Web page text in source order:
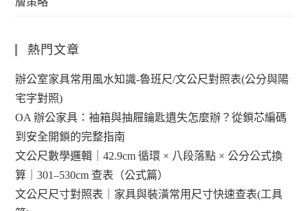
熱門文章
辦公室家具常用風水知識-魯班尺/文公尺對照表(公分與陽
宅字對照)
OA 辦公家具：袖箱與抽屜鑰匙遺失怎麼辦？從鎖芯編碼
到安全開鎖的完整指南
文公尺數學邏輯｜42.9cm 循環 × 八段落點 × 公分公式換
算｜301–530cm 查表（公式篇）
文公尺尺寸對照表｜家具與裝潢常用尺寸快速查表(工具